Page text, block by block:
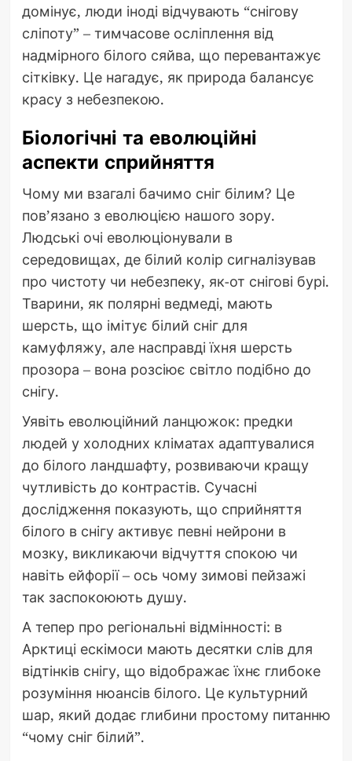
домінує, люди іноді відчувають “снігову
сліпоту” – тимчасове осліплення від
надмірного білого сяйва, що перевантажує
сітківку. Це нагадує, як природа балансує
красу з небезпекою.
Біологічні та еволюційні
аспекти сприйняття
Чому ми взагалі бачимо сніг білим? Це
пов’язано з еволюцією нашого зору.
Людські очі еволюціонували в
середовищах, де білий колір сигналізував
про чистоту чи небезпеку, як-от снігові бурі.
Тварини, як полярні ведмеді, мають
шерсть, що імітує білий сніг для
камуфляжу, але насправді їхня шерсть
прозора – вона розсіює світло подібно до
снігу.
Уявіть еволюційний ланцюжок: предки
людей у холодних кліматах адаптувалися
до білого ландшафту, розвиваючи кращу
чутливість до контрастів. Сучасні
дослідження показують, що сприйняття
білого в снігу активує певні нейрони в
мозку, викликаючи відчуття спокою чи
навіть ейфорії – ось чому зимові пейзажі
так заспокоюють душу.
А тепер про регіональні відмінності: в
Арктиці ескімоси мають десятки слів для
відтінків снігу, що відображає їхнє глибоке
розуміння нюансів білого. Це культурний
шар, який додає глибини простому питанню
“чому сніг білий”.